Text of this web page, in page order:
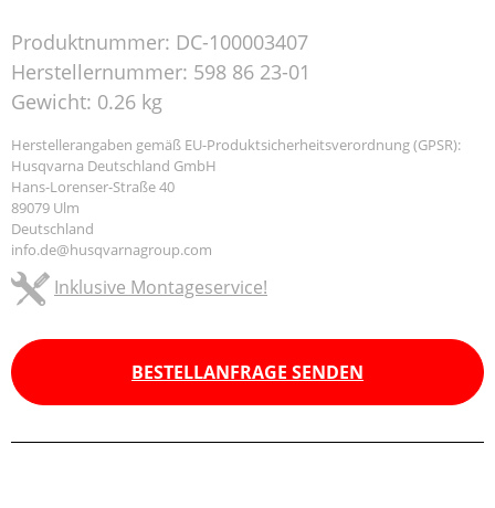
Produktnummer: DC-100003407
Herstellernummer: 598 86 23-01
Gewicht: 0.26 kg
Herstellerangaben gemäß EU-Produktsicherheitsverordnung (GPSR):
Husqvarna Deutschland GmbH
Hans-Lorenser-Straße 40
89079 Ulm
Deutschland
info.de@husqvarnagroup.com
Inklusive Montageservice!
BESTELLANFRAGE SENDEN